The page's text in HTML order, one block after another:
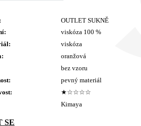
:
OUTLET SUKNĚ
:
viskóza 100 %
:
viskóza
:
oranžová
bez vzoru
:
pevný materiál
:
★☆☆☆☆
Kimaya